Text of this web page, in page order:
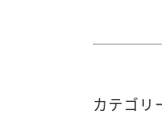
カテゴリ